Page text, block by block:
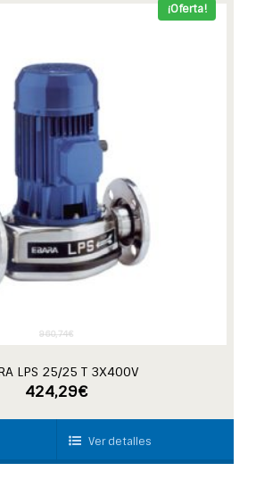
¡Oferta!
LPS 25/25 T 3X400V
960,74€
424,29€
Ver detalles